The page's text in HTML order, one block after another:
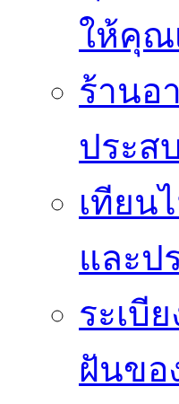
ให้คุณ
ร้านอ
ประส
เทียน
และป
ระเบี
ฝันข